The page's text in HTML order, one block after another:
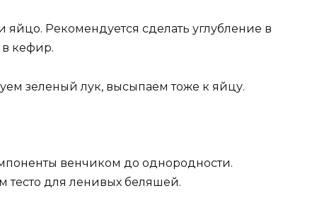
Рекомендуется сделать углубление в
кефир.
зеленый лук, высыпаем тоже к яйцу.
венчиком до однородности.
тесто для ленивых беляшей.